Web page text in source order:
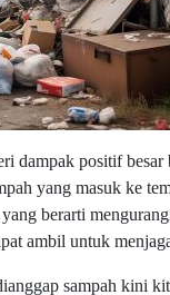
dampak positif
yang masuk ke
berarti
ambil untuk
sampah kini